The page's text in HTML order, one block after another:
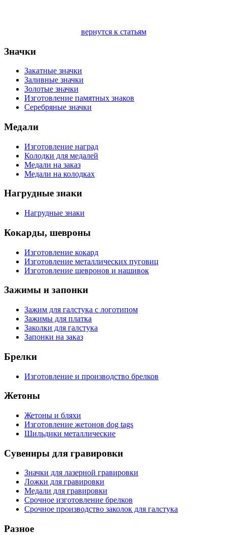
вернутся к статьям
Значки
Закатные значки
Заливные значки
Золотые значки
Изготовление памятных знаков
Серебряные значки
Медали
Изготовление наград
Колодки для медалей
Медали на заказ
Медали на колодках
Нагрудные знаки
Нагрудные знаки
Кокарды, шевроны
Изготовление кокард
Изготовление металлических пуговиц
Изготовление шевронов и нашивок
Зажимы и запонки
Зажим для галстука с логотипом
Зажимы для платка
Заколки для галстука
Запонки на заказ
Брелки
Изготовление и производство брелков
Жетоны
Жетоны и бляхи
Изготовление жетонов dog tags
Шильдики металлические
Сувениры для гравировки
Значки для лазерной гравировки
Ложки для гравировки
Медали для гравировки
Срочное изготовление брелков
Срочное производство заколок для галстука
Разное